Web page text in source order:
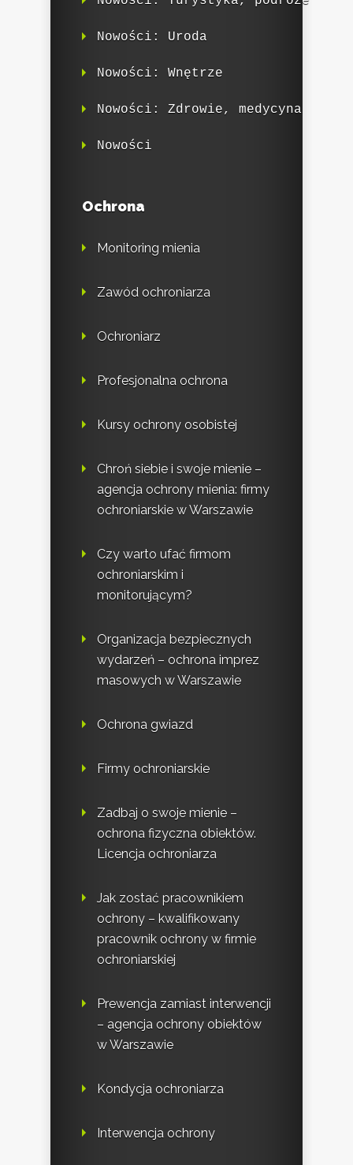
Nowości: Uroda
Nowości: Wnętrze
Nowości: Zdrowie, medycyna
Nowości
Ochrona
Monitoring mienia
Zawód ochroniarza
Ochroniarz
Profesjonalna ochrona
Kursy ochrony osobistej
Chroń siebie i swoje mienie –
agencja ochrony mienia: firmy
ochroniarskie w Warszawie
Czy warto ufać firmom
ochroniarskim i
monitorującym?
Organizacja bezpiecznych
wydarzeń – ochrona imprez
masowych w Warszawie
Ochrona gwiazd
Firmy ochroniarskie
Zadbaj o swoje mienie –
ochrona fizyczna obiektów.
Licencja ochroniarza
Jak zostać pracownikiem
ochrony – kwalifikowany
pracownik ochrony w firmie
ochroniarskiej
Prewencja zamiast interwencji
– agencja ochrony obiektów
w Warszawie
Kondycja ochroniarza
Interwencja ochrony